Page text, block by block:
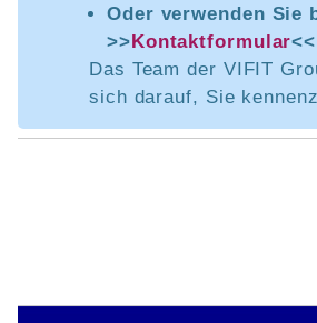
Oder verwenden Sie
>>Kontaktformular
Das Team der VIFIT
sich darauf, Sie